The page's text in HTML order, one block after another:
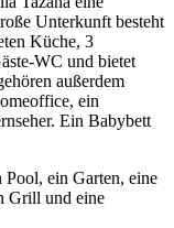
Unterkunft besteht
Küche, 3
WC und bietet
außerdem
ein
Ein Babybett
ein Garten, eine
Grill und eine